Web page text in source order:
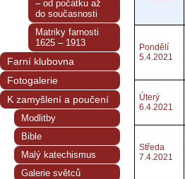
Pondělí
5.4.2021
Úterý
6.4.2021
Středa
7.4.2021
– od počátku až
do současnosti
Matriky farnosti
1625 – 1913
Farní klubovna
Fotogalerie
K zamyšlení a poučení
Modlitby
Bible
Malý katechismus
Galerie světců